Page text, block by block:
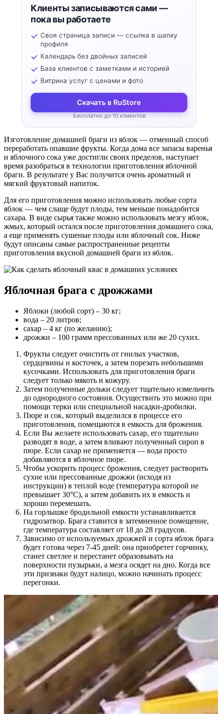
Клиенты записываются сами —
пока вы работаете
Своя страница записи — ссылка в шапку
профиля
Календарь без двойных записей
База клиентов с заметками и историей
Витрина услуг с ценами и фото
Скачать в RuStore
Бесплатно до 10 клиентов
Изготовление домашней браги из яблок — отменный способ
переработать опавшие фрукты. Когда дома все запасы варенья
и яблочного сока уже достигли своих пределов, наступает
время разобраться в технологии приготовления яблочной
браги. В результате у Вас получится очень ароматный и
мягкий фруктовый напиток.
Для его приготовления можно использовать любые сорта
яблок — чем слаще будут плоды, тем меньше понадобится
сахара. В виде сырья также можно использовать мезгу яблок,
жмых, который остался после приготовления домашнего сока,
а еще применять сушеные плоды или яблочный сок. Ниже
будут описаны самые распространенные рецепты
приготовления вкусной домашней браги из яблок.
Яблочная брага с дрожжами
Яблоки (любой сорт) – 30 кг;
вода – 20 литров;
сахар – 4 кг (по желанию);
дрожжи – 100 грамм прессованных или же 20 сухих.
Фрукты следует очистить от гнилых участков,
сердцевины и косточек, а затем порезать небольшими
кусочками. Использовать для приготовления браги
следует только мякоть и кожуру.
Затем полученные дольки следует тщательно измельчить
до однородного состояния. Осуществить это можно при
помощи терки или специальной насадки-дробилки.
Пюре и сок, который выделился в процессе его
приготовления, помещаются в емкость для брожения.
Если Вы желаете использовать сахар, его тщательно
разводят в воде, а затем вливают полученный сироп в
пюре. Если сахар не применяется — вода просто
добавляются в яблочное пюре.
Чтобы ускорить процесс брожения, следует растворить
сухие или прессованные дрожжи (исходя из
инструкции) в теплой воде (температура которой не
превышает 30°C), а затем добавить их в емкость и
хорошо перемешать.
На горлышке бродильной емкости устанавливается
гидрозатвор. Брага ставится в затемненное помещение,
где температура составляет от 18 до 28 градусов.
Зависимо от используемых дрожжей и сорта яблок брага
будет готова через 7-45 дней: она приобретет горчинку,
станет светлее и перестанет образовывать на
поверхности пузырьки, а мезга осядет на дно. Когда все
эти признаки будут налицо, можно начинать процесс
перегонки.